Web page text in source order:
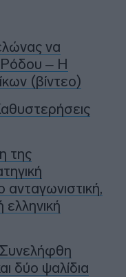
να
Ρόδου – Η
(βίντεο)
της
ανταγωνιστική,
Συνελήφθη
δύο ψαλίδια